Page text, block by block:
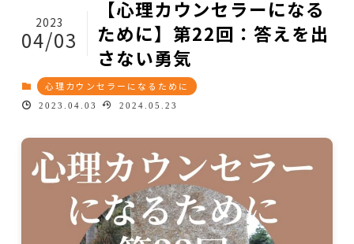
【心理カウンセラーになる
ために】第22回：答えを出
さない勇気
2023
04/03
心理カウンセラーになるために
2023.04.03 2024.05.23